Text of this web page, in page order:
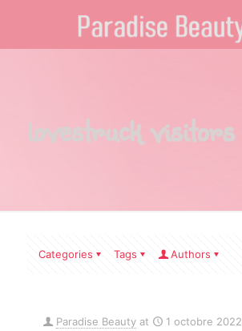
lovestruck visitors
Categories Tags Authors
Paradise Beauty at 1 octobre 2022